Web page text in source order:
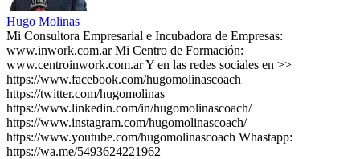
Hugo Molinas
Mi Consultora Empresarial e Incubadora de Empresas:
www.inwork.com.ar Mi Centro de Formación:
www.centroinwork.com.ar Y en las redes sociales en >>
https://www.facebook.com/hugomolinascoach
https://twitter.com/hugomolinas
https://www.linkedin.com/in/hugomolinascoach/
https://www.instagram.com/hugomolinascoach/
https://www.youtube.com/hugomolinascoach Whastapp:
https://wa.me/5493624221962